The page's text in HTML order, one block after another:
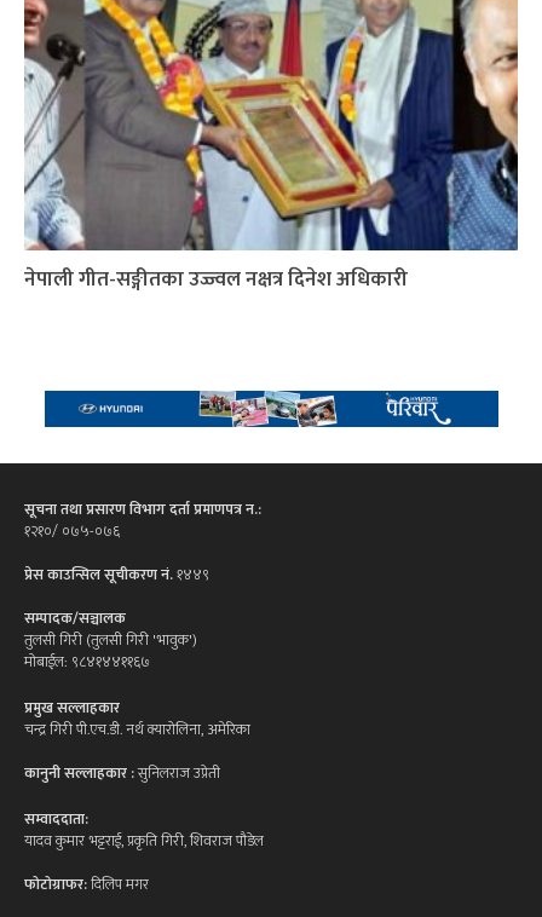
नेपाली गीत-सङ्गीतका उज्ज्वल नक्षत्र दिनेश अधिकारी
सूचना तथा प्रसारण विभाग दर्ता प्रमाणपत्र न.:
१२१०/ ०७५-०७६
प्रेस काउन्सिल सूचीकरण नं.१४४९
सम्पादक/सञ्चालक
तुलसी गिरी (तुलसी गिरी 'भावुक')
मोबाईल: ९८४१४४११६७
प्रमुख सल्लाहकार
चन्द्र गिरी पी.एच.डी. नर्थ क्यारोलिना, अमेरिका
कानुनी सल्लाहकार :सुनिलराज उप्रेती
सम्वाददाता:
यादव कुमार भट्टराई, प्रकृति गिरी, शिवराज पौडेल
फोटोग्राफर:दिलिप मगर